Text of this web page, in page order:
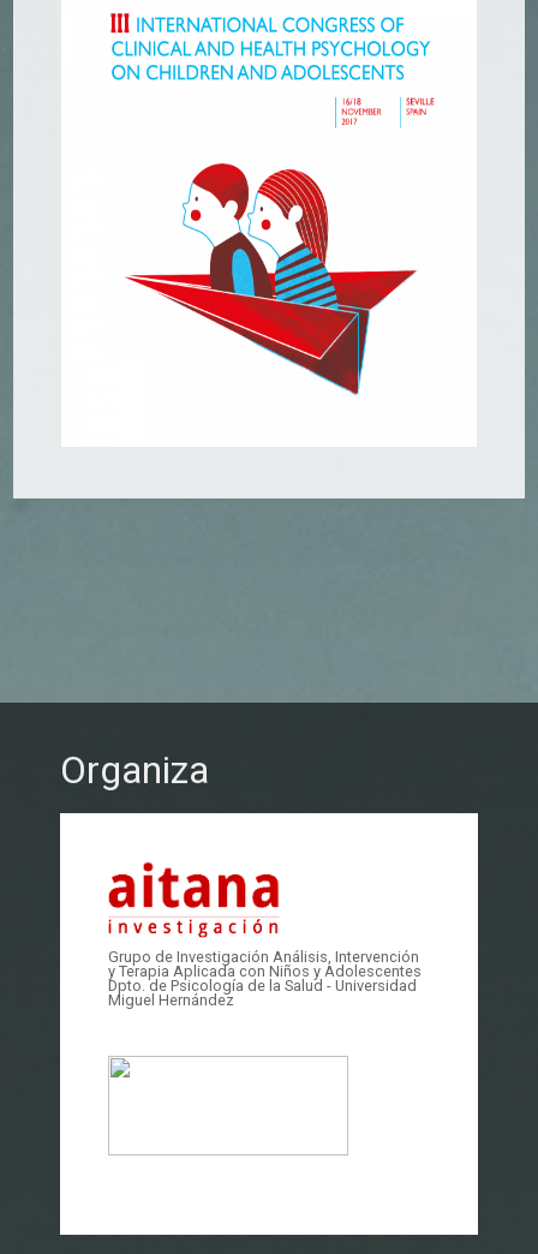
Organiza
Grupo de Investigación Análisis, Intervención
y Terapia Aplicada con Niños y Adolescentes
Dpto. de Psicología de la Salud - Universidad
Miguel Hernández